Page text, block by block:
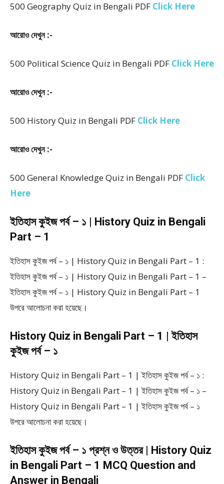
500 Geography Quiz in Bengali PDF Click Here
আরোও দেখুন :-
500 Political Science Quiz in Bengali PDF Click Here
আরোও দেখুন :-
500 History Quiz in Bengali PDF Click Here
আরোও দেখুন :-
500 General Knowledge Quiz in Bengali PDF Click
Here
ইতিহাস কুইজ পর্ব – ১ | History Quiz in Bengali
Part – 1
ইতিহাস কুইজ পর্ব – ১ | History Quiz in Bengali Part – 1 :
ইতিহাস কুইজ পর্ব – ১ | History Quiz in Bengali Part – 1 –
ইতিহাস কুইজ পর্ব – ১ | History Quiz in Bengali Part – 1
উপরে আলোচনা করা হয়েছে।
History Quiz in Bengali Part – 1 | ইতিহাস
কুইজ পর্ব – ১
History Quiz in Bengali Part – 1 | ইতিহাস কুইজ পর্ব – ১ :
History Quiz in Bengali Part – 1 | ইতিহাস কুইজ পর্ব – ১ –
History Quiz in Bengali Part – 1 | ইতিহাস কুইজ পর্ব – ১
উপরে আলোচনা করা হয়েছে।
ইতিহাস কুইজ পর্ব – ১ প্রশ্ন ও উত্তর | History Quiz
in Bengali Part – 1 MCQ Question and
Answer in Bengali